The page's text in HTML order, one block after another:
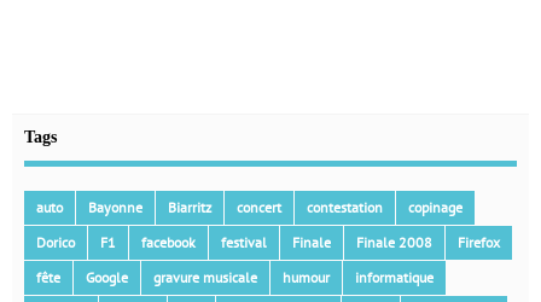
Tags
auto Bayonne Biarritz concert contestation
copinage
Dorico
F1 facebook festival Finale Finale 2008
Firefox
fête
Google gravure musicale humour
informatique